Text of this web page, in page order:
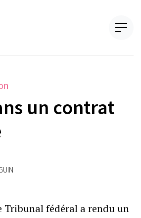
un contrat
Tribunal fédéral a rendu un